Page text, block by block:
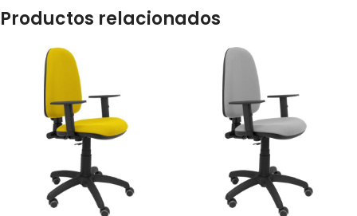
Productos relacionados